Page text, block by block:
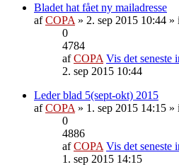
Bladet hat fået ny mailadresse
afCOPA » 2. sep 2015 10:44 » i
0
4784
afCOPA Vis det seneste
2. sep 2015 10:44
Leder blad 5(sept-okt) 2015
afCOPA » 1. sep 2015 14:15 » i
0
4886
afCOPA Vis det seneste
1. sep 2015 14:15